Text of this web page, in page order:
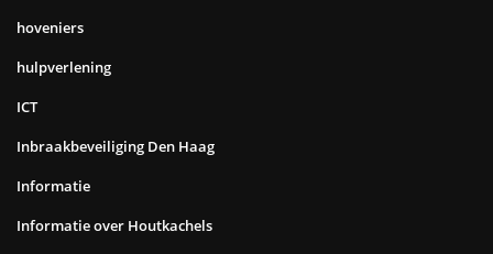
hoveniers
hulpverlening
ICT
Inbraakbeveiliging Den Haag
Informatie
Informatie over Houtkachels